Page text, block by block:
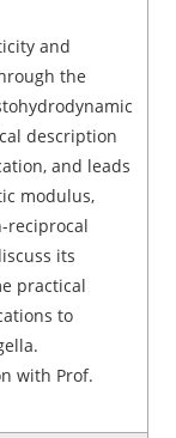
and
the
description
and leads
modulus,
reciprocal
its
practical
to
with Prof.